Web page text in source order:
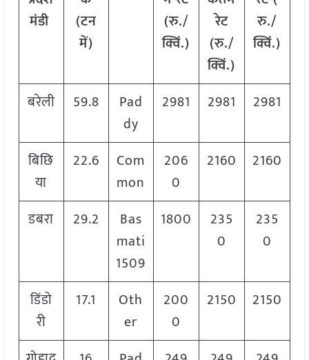
मंडी
(टन
में)
(रु./
क्विं.)
रेट
(रु./
क्विं.)
रु./
क्विं.)
बरेली 59.8
Pad
dy
2981 2981 2981
बिछि
या
22.6
Com
mon
206
0
2160 2160
डबरा 29.2
Bas
mati
1509
1800
235
0
235
0
डिंडो
री
17.1
Oth
er
200
0
2150 2150